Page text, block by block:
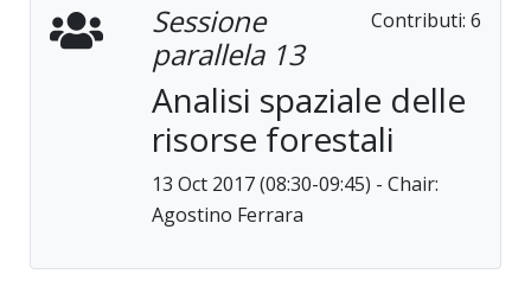
Contributi: 6
Sessione
parallela 13
Analisi spaziale delle
risorse forestali
13 Oct 2017 (08:30-09:45) - Chair:
Agostino Ferrara